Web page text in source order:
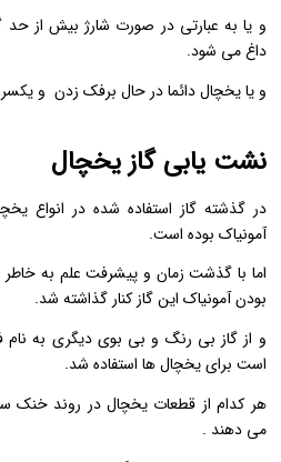
و یا به عبارتی در صورت شارژ بیش از
داغ می شود.
و یا یخچال دائما در حال برفک زدن و
نشت یابی گاز یخچال
در گذشته گاز استفاده شده در انواع
آمونیاک بوده است.
اما با گذشت زمان و پیشرفت علم به خاطر
بودن آمونیاک این گاز کنار گذاشته شد.
و از گاز بی رنگ و بی بوی دیگری به نام
است برای یخچال ها استفاده شد.
هر کدام از قطعات یخچال در روند خنک
می دهند .